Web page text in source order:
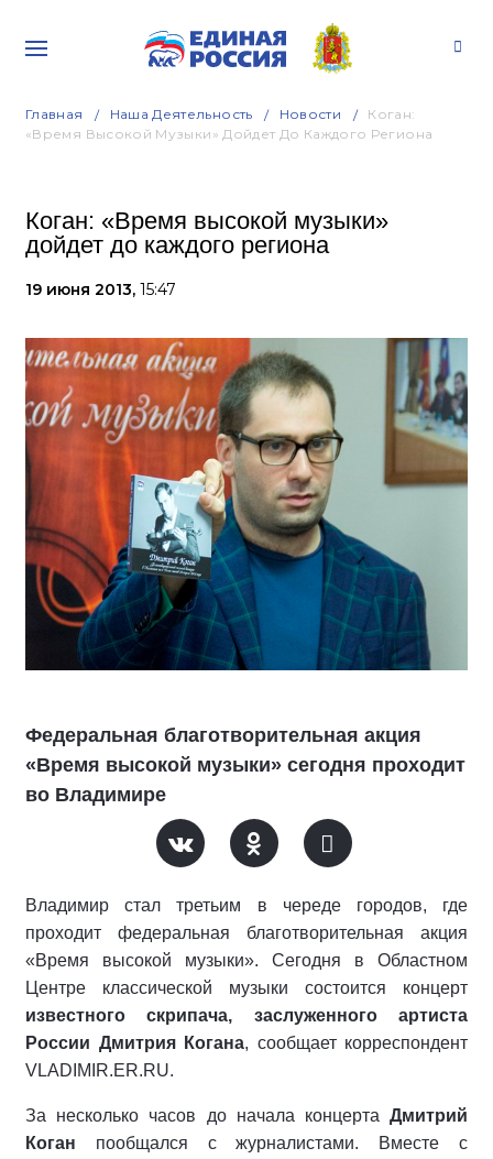
Главная Наша Деятельность Новости
Коган:
«Время Высокой Музыки» Дойдет До Каждого Региона
Коган: «Время высокой музыки»
дойдет до каждого региона
19 июня 2013, 15:47
Федеральная благотворительная акция
«Время высокой музыки» сегодня проходит
во Владимире
Владимир стал третьим в череде городов, где
проходит федеральная благотворительная акция
«Время высокой музыки». Сегодня в Областном
Центре классической музыки состоится концерт
известного скрипача, заслуженного артиста
России Дмитрия Когана, сообщает корреспондент
VLADIMIR.ER.RU.
За несколько часов до начала концерта Дмитрий
Коган пообщался с журналистами. Вместе с